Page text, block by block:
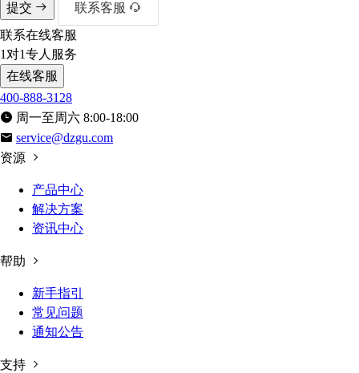
提交
联系客服
联系在线客服
1对1专人服务
在线客服
400-888-3128
周一至周六 8:00-18:00
service@dzgu.com
资源
产品中心
解决方案
资讯中心
帮助
新手指引
常见问题
通知公告
支持